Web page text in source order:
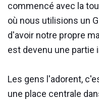
commencé avec la
où nous utilisions un
d'avoir notre propre
est devenu une partie
Les gens l'adorent,
une place centrale